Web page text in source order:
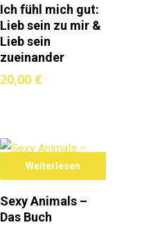
Ich fühl mich gut:
Lieb sein zu mir &
Lieb sein
zueinander
20,00 €
Weiterlesen
Sexy Animals –
Das Buch